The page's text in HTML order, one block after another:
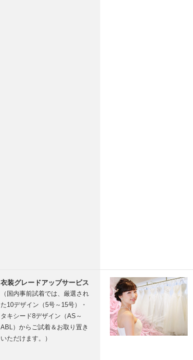
衣装グレードアップサービス
（国内事前試着では、厳選され
た10デザイン（5号～15号）・
タキシード8デザイン（AS～
ABL）からご試着＆お取り置き
いただけます。）